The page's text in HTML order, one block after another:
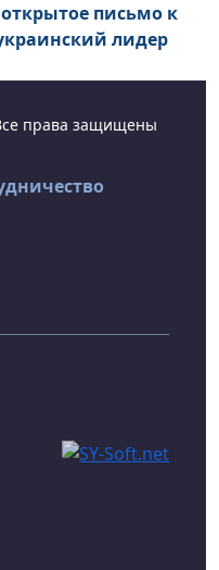
письмо к
лидер
права защищены